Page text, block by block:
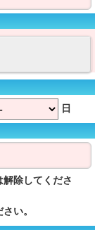
日
除してくださ
い。